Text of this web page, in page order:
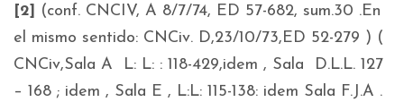
[2]
(conf. CNCIV, A 8/7/74, ED 57-682, sum.30 .En
el mismo sentido: CNCiv. D,23/10/73,ED 52-279 ) (
CNCiv,Sala A L: L: : 118-429,idem , Sala D.L.L. 127
– 168 ; idem , Sala E , L:L: 115-138: idem Sala F.J.A .